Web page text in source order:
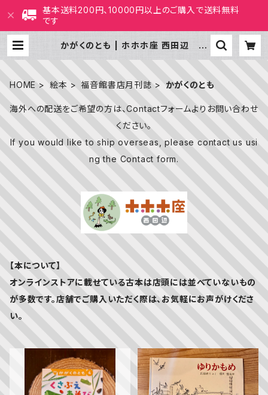
基本送料200円、10000円以上のご購入で送料無料
です
かがくのとも | ホホホ座 西田辺 絵
HOME 絵本 福音館書店月刊誌 かがくのとも
海外への配送をご希望の方は、Contactフォームよりお問い合わせ
ください。
If you would like to ship overseas, please contact us usi
ng the Contact form.
【本について】
オンラインストアに載せている古本は店頭には並べていないもの
が多数です。店舗でご購入いただく際は、お気軽にお声がけくださ
い。